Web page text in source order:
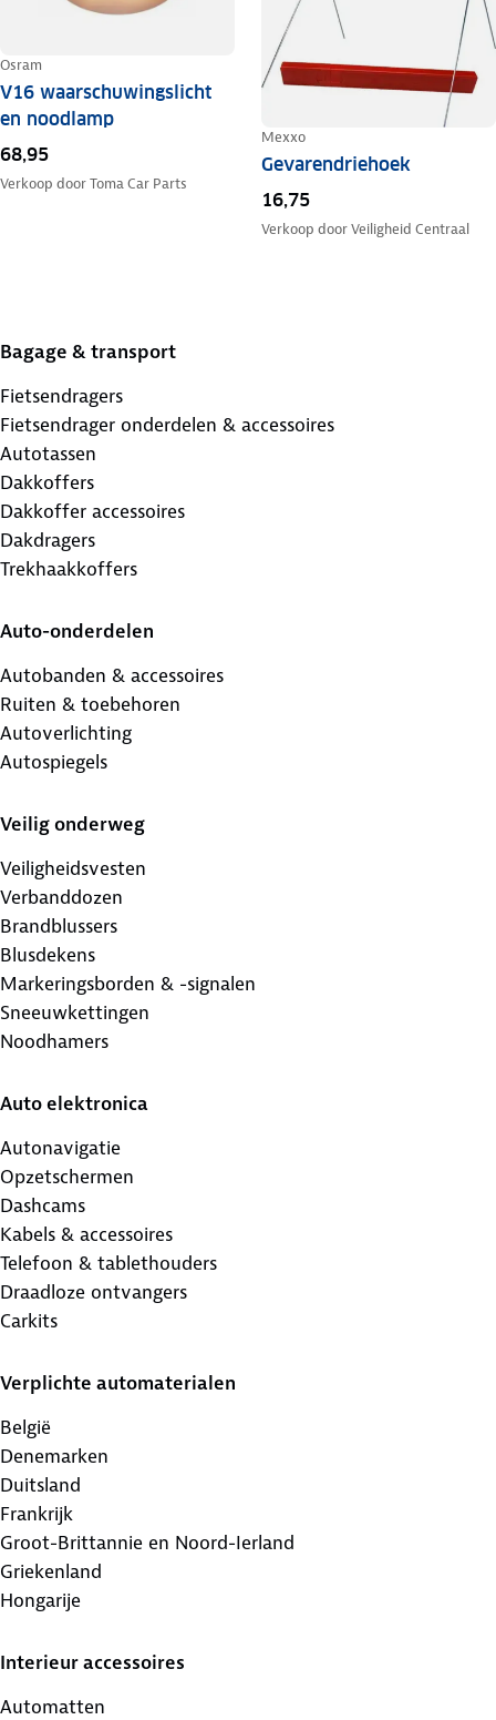
Osram
V16 waarschuwingslicht
en noodlamp
68,95
Verkoop doorToma Car Parts
Mexxo
Gevarendriehoek
16,75
Verkoop doorVeiligheid Centraal
Bagage & transport
Fietsendragers
Fietsendrager onderdelen & accessoires
Autotassen
Dakkoffers
Dakkoffer accessoires
Dakdragers
Trekhaakkoffers
Auto-onderdelen
Autobanden & accessoires
Ruiten & toebehoren
Autoverlichting
Autospiegels
Veilig onderweg
Veiligheidsvesten
Verbanddozen
Brandblussers
Blusdekens
Markeringsborden & -signalen
Sneeuwkettingen
Noodhamers
Auto elektronica
Autonavigatie
Opzetschermen
Dashcams
Kabels & accessoires
Telefoon & tablethouders
Draadloze ontvangers
Carkits
Verplichte automaterialen
België
Denemarken
Duitsland
Frankrijk
Groot-Brittannie en Noord-Ierland
Griekenland
Hongarije
Interieur accessoires
Automatten